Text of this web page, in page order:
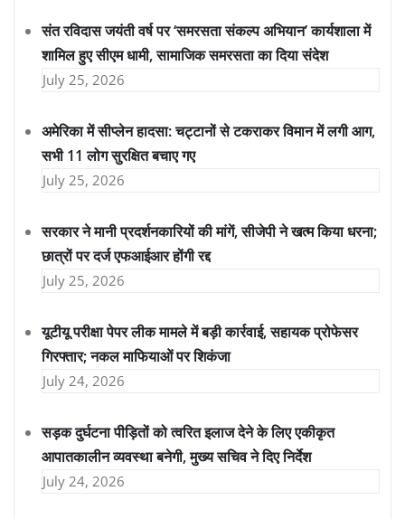
संत रविदास जयंती वर्ष पर ‘समरसता संकल्प अभियान’ कार्यशाला में
शामिल हुए सीएम धामी, सामाजिक समरसता का दिया संदेश
July 25, 2026
अमेरिका में सीप्लेन हादसा: चट्टानों से टकराकर विमान में लगी आग,
सभी 11 लोग सुरक्षित बचाए गए
July 25, 2026
सरकार ने मानी प्रदर्शनकारियों की मांगें, सीजेपी ने खत्म किया धरना;
छात्रों पर दर्ज एफआईआर होंगी रद्द
July 25, 2026
यूटीयू परीक्षा पेपर लीक मामले में बड़ी कार्रवाई, सहायक प्रोफेसर
गिरफ्तार; नकल माफियाओं पर शिकंजा
July 24, 2026
सड़क दुर्घटना पीड़ितों को त्वरित इलाज देने के लिए एकीकृत
आपातकालीन व्यवस्था बनेगी, मुख्य सचिव ने दिए निर्देश
July 24, 2026